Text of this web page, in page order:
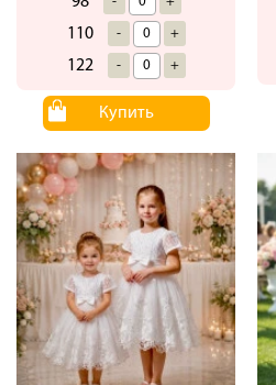
110 - +
122 - +
Купить